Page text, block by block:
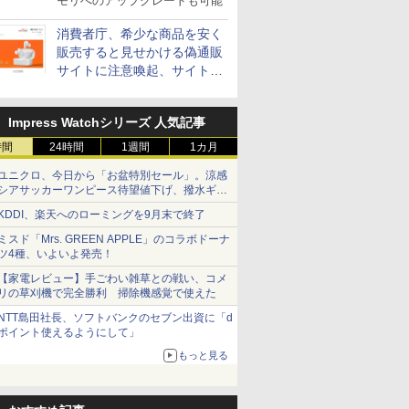
消費者庁、希少な商品を安く
販売すると見せかける偽通販
サイトに注意喚起、サイト名
Impress Watchシリーズ 人気記事
24時間 1週間 1カ月
ニクロ、今日から「お盆特別セール」。涼感
アサッカーワンピース待望値下げ、撥水ギア
ョーツは1990円に
、楽天へのローミングを9月末で終了
スド「Mrs. GREEN APPLE」のコラボドーナ
4種、いよいよ発売！
家電レビュー】手ごわい雑草との戦い、コメ
の草刈機で完全勝利 掃除機感覚で使えた
島田社長、ソフトバンクのセブン出資に「d
イント使えるようにして」
もっと見る